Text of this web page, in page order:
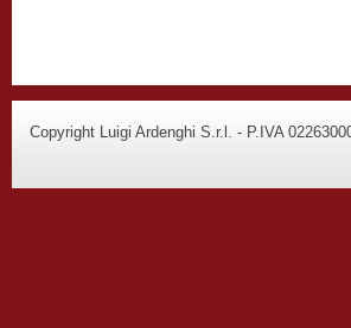
Copyright Luigi Ardenghi S.r.l. - P.IVA